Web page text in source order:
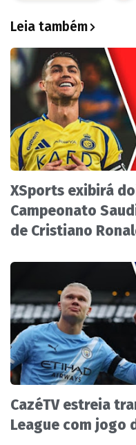
Leia também
XSports exibirá
Campeonato
de Cristiano
CazéTV estreia
League com jogo